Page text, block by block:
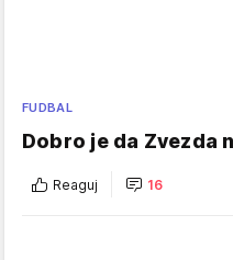
FUDBAL
Dobro je da Zvezda
Reaguj 16